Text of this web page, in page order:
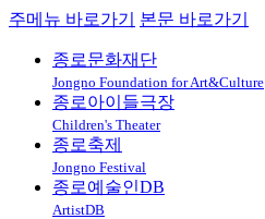
주메뉴 바로가기 본문 바로가기
종로문화재단
Jongno Foundation for Art&Culture
종로아이들극장
Children's Theater
종로축제
Jongno Festival
종로예술인DB
ArtistDB